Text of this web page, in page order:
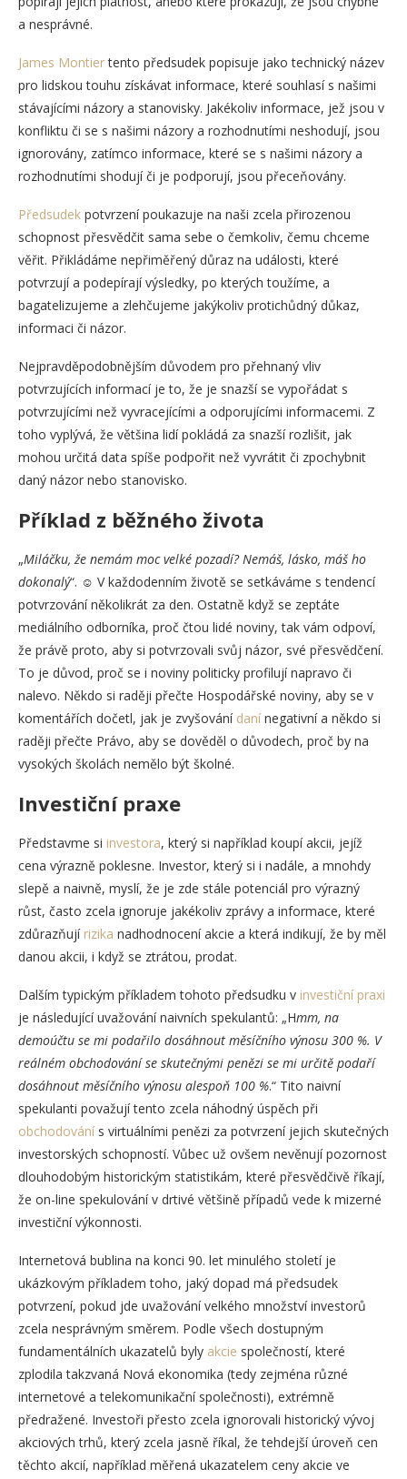
a nesprávné.
James Montiertento předsudek popisuje jako technický název
pro lidskou touhu získávat informace, které souhlasí s našimi
stávajícími názory a stanovisky. Jakékoliv informace, jež jsou v
konfliktu či se s našimi názory a rozhodnutími neshodují, jsou
ignorovány, zatímco informace, které se s našimi názory a
rozhodnutími shodují či je podporují, jsou přeceňovány.
Předsudek potvrzení poukazuje na naši zcela přirozenou
schopnost přesvědčit sama sebe o čemkoliv, čemu chceme
věřit. Přikládáme nepřiměřený důraz na události, které
potvrzují a podepírají výsledky, po kterých toužíme, a
bagatelizujeme a zlehčujeme jakýkoliv protichůdný důkaz,
informaci či názor.
Nejpravděpodobnějším důvodem pro přehnaný vliv
potvrzujících informací je to, že je snazší se vypořádat s
potvrzujícími než vyvracejícími a odporujícími informacemi. Z
toho vyplývá, že většina lidí pokládá za snazší rozlišit, jak
mohou určitá data spíše podpořit než vyvrátit či zpochybnit
daný názor nebo stanovisko.
Příklad z běžného života
„Miláčku, že nemám moc velké pozadí? Nemáš, lásko, máš ho
dokonalý“. ☺ V každodenním životě se setkáváme s tendencí
potvrzování několikrát za den. Ostatně když se zeptáte
mediálního odborníka, proč čtou lidé noviny, tak vám odpoví,
že právě proto, aby si potvrzovali svůj názor, své přesvědčení.
To je důvod, proč se i noviny politicky profilují napravo či
nalevo. Někdo si raději přečte Hospodářské noviny, aby se v
komentářích dočetl, jak je zvyšování daní negativní a někdo si
raději přečte Právo, aby se dověděl o důvodech, proč by na
vysokých školách nemělo být školné.
Investiční praxe
Představme si investora, který si například koupí akcii, jejíž
cena výrazně poklesne. Investor, který si i nadále, a mnohdy
slepě a naivně, myslí, že je zde stále potenciál pro výrazný
růst, často zcela ignoruje jakékoliv zprávy a informace, které
zdůrazňují rizika nadhodnocení akcie a která indikují, že by měl
danou akcii, i když se ztrátou, prodat.
Dalším typickým příkladem tohoto předsudku v investiční praxi
je následující uvažování naivních spekulantů: „Hmm, na
demoúčtu se mi podařilo dosáhnout měsíčního výnosu 300 %. V
reálném obchodování se skutečnými penězi se mi určitě podaří
dosáhnout měsíčního výnosu alespoň 100 %.“ Tito naivní
spekulanti považují tento zcela náhodný úspěch při
obchodování s virtuálními penězi za potvrzení jejich skutečných
investorských schopností. Vůbec už ovšem nevěnují pozornost
dlouhodobým historickým statistikám, které přesvědčivě říkají,
že on-line spekulování v drtivé většině případů vede k mizerné
investiční výkonnosti.
Internetová bublina na konci 90. let minulého století je
ukázkovým příkladem toho, jaký dopad má předsudek
potvrzení, pokud jde uvažování velkého množství investorů
zcela nesprávným směrem. Podle všech dostupným
fundamentálních ukazatelů byly akcie společností, které
zplodila takzvaná Nová ekonomika (tedy zejména různé
internetové a telekomunikační společnosti), extrémně
předražené. Investoři přesto zcela ignorovali historický vývoj
akciových trhů, který zcela jasně říkal, že tehdejší úroveň cen
těchto akcií, například měřená ukazatelem ceny akcie ve